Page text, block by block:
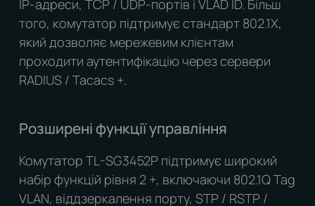
IP-адреси, TCP / UDP-портів і VLAD ID. Більш
того, комутатор підтримує стандарт 802.1X,
який дозволяє мережевим клієнтам
проходити аутентифікацію через сервери
RADIUS / Tacacs +.
Розширені функції управління
Комутатор TL-SG3452P підтримує широкий
набір функцій рівня 2 +, включаючи 802.1Q Tag
VLAN, віддзеркалення порту, STP / RSTP /